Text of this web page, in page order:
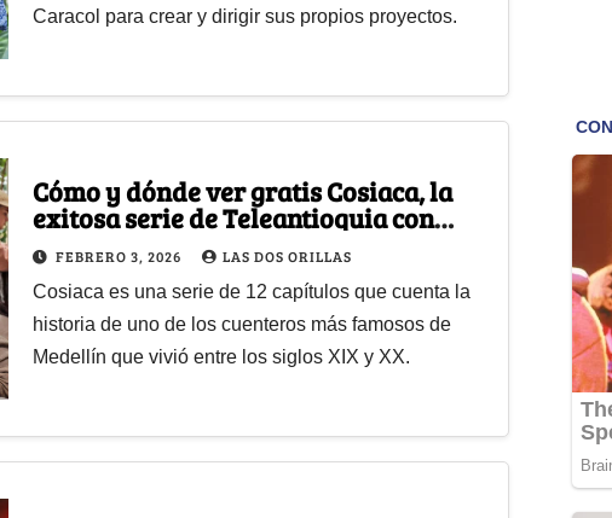
Caracol para crear y dirigir sus propios proyectos.
Cómo y dónde ver gratis Cosiaca, la
exitosa serie de Teleantioquia con
Amparo Grisales y John Alex Toro
FEBRERO 3, 2026 LAS DOS ORILLAS
Cosiaca es una serie de 12 capítulos que cuenta la
historia de uno de los cuenteros más famosos de
Medellín que vivió entre los siglos XIX y XX.